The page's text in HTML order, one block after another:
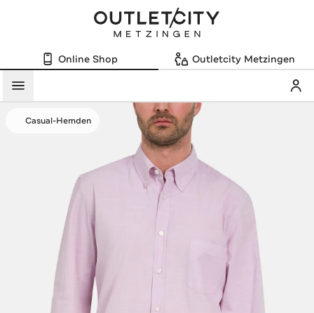
Online Shop Outletcity Metzingen
Menü
Casual-Hemden